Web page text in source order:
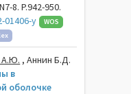
8. P.942-950.
01406-y
WOS
А.Ю. , Аннин Б.Д.
в
оболочке